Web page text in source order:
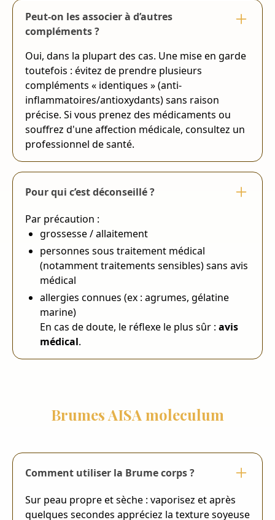
Peut-on les associer à d’autres
compléments ?
Oui, dans la plupart des cas. Une mise en garde
toutefois : évitez de prendre plusieurs
compléments « identiques » (anti-
inflammatoires/antioxydants) sans raison
précise. Si vous prenez des médicaments ou
souffrez d'une affection médicale, consultez un
professionnel de santé.
Pour qui c’est déconseillé ?
Par précaution :
grossesse / allaitement
personnes sous traitement médical
(notamment traitements sensibles) sans avis
médical
allergies connues (ex : agrumes, gélatine
marine)
En cas de doute, le réflexe le plus sûr : avis
médical.
Brumes AISA moleculum
Comment utiliser la Brume corps ?
Sur peau propre et sèche : vaporisez et après
quelques secondes appréciez la texture soyeuse